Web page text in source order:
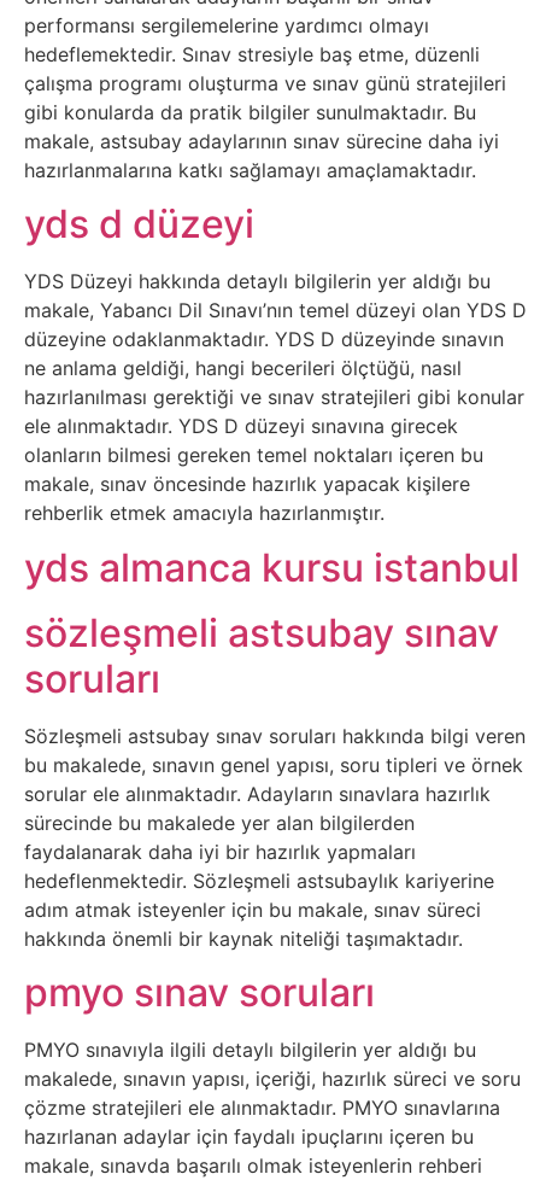
İnstagram
İnternet
İnternetten
Para
Kazanma
Kadın
Kim
Kimdir
Kitap
Komedi
Kültür
Sanat
Metaverse
Mobil
Müzik
Nft
Oyun
Projeler
ve
Fikirler
performansı sergilemelerine yardımcı olmayı
hedeflemektedir. Sınav stresiyle baş etme, düzenli
çalışma programı oluşturma ve sınav günü stratejileri
gibi konularda da pratik bilgiler sunulmaktadır. Bu
makale, astsubay adaylarının sınav sürecine daha iyi
hazırlanmalarına katkı sağlamayı amaçlamaktadır.
yds d düzeyi
YDS Düzeyi hakkında detaylı bilgilerin yer aldığı bu
makale, Yabancı Dil Sınavı’nın temel düzeyi olan YDS D
düzeyine odaklanmaktadır. YDS D düzeyinde sınavın
ne anlama geldiği, hangi becerileri ölçtüğü, nasıl
hazırlanılması gerektiği ve sınav stratejileri gibi konular
ele alınmaktadır. YDS D düzeyi sınavına girecek
olanların bilmesi gereken temel noktaları içeren bu
makale, sınav öncesinde hazırlık yapacak kişilere
rehberlik etmek amacıyla hazırlanmıştır.
yds almanca kursu istanbul
sözleşmeli astsubay sınav
soruları
Sözleşmeli astsubay sınav soruları hakkında bilgi veren
bu makalede, sınavın genel yapısı, soru tipleri ve örnek
sorular ele alınmaktadır. Adayların sınavlara hazırlık
sürecinde bu makalede yer alan bilgilerden
faydalanarak daha iyi bir hazırlık yapmaları
hedeflenmektedir. Sözleşmeli astsubaylık kariyerine
adım atmak isteyenler için bu makale, sınav süreci
hakkında önemli bir kaynak niteliği taşımaktadır.
pmyo sınav soruları
PMYO sınavıyla ilgili detaylı bilgilerin yer aldığı bu
makalede, sınavın yapısı, içeriği, hazırlık süreci ve soru
çözme stratejileri ele alınmaktadır. PMYO sınavlarına
hazırlanan adaylar için faydalı ipuçlarını içeren bu
makale, sınavda başarılı olmak isteyenlerin rehberi